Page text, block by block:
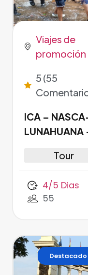
Viajes de
promoción
5 (55
ICA –
LUNAHUANA
Tour
4/5 Dias
55
Destacado